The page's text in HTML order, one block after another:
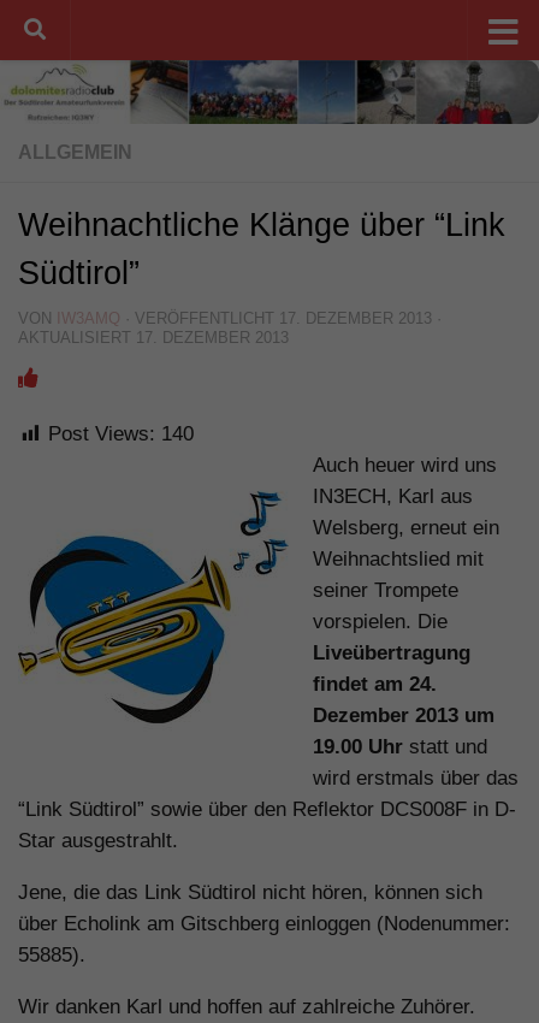
Unter dem Inhalt
ALLGEMEIN
Weihnachtliche Klänge über “Link
Südtirol”
VON IW3AMQ · VERÖFFENTLICHT 17. DEZEMBER 2013 ·
AKTUALISIERT 17. DEZEMBER 2013
Post Views: 140
Auch heuer wird uns
IN3ECH, Karl aus
Welsberg, erneut ein
Weihnachtslied mit
seiner Trompete
vorspielen. Die
Liveübertragung
findet am 24.
Dezember 2013 um
19.00 Uhr statt und
wird erstmals über das
“Link Südtirol” sowie über den Reflektor DCS008F in D-
Star ausgestrahlt.
Jene, die das Link Südtirol nicht hören, können sich
über Echolink am Gitschberg einloggen (Nodenummer:
55885).
Wir danken Karl und hoffen auf zahlreiche Zuhörer.